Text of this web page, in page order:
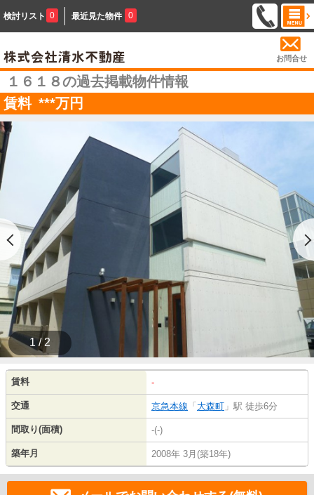
検討リスト 0 最近見た物件 0
お問合せ
１６１８の過去掲載物件情報
賃料 ***万円
1 / 2
賃料 -
交通 京急本線 「 大森町 」駅 徒歩6分
間取り(面積) -(-)
築年月 2008年 3月(築18年)